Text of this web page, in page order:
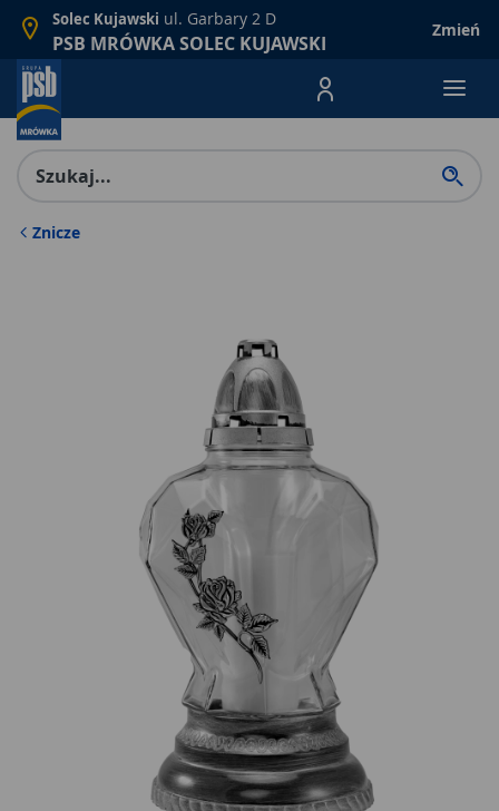
Solec Kujawski ul. Garbary 2 D
PSB MRÓWKA SOLEC KUJAWSKI
Zmień
Menu Produktów,
Znicze